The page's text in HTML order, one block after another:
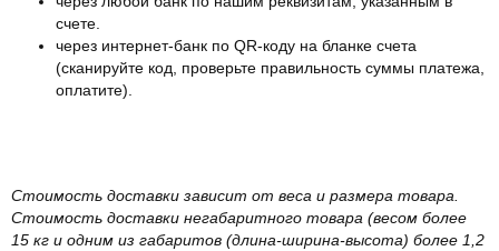
счете.
через интернет-банк по QR-коду на бланке счета
(сканируйте код, проверьте правильность суммы платежа,
оплатите).
Стоимость доставки зависит от веса и размера товара.
Стоимость доставки негабаритного товара (весом более
15 кг и одним из габаритов (длина-ширина-высота) более 1,2